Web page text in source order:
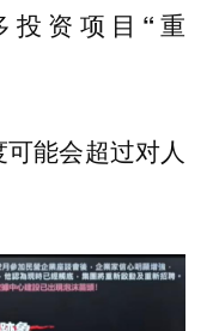
投资项目“重
能会超过对人